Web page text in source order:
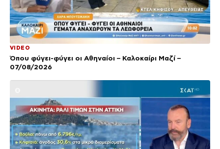
VIDEO
Όπου φύγει-φύγει οι Αθηναίοι – Καλοκαίρι Μαζί –
07/08/2026